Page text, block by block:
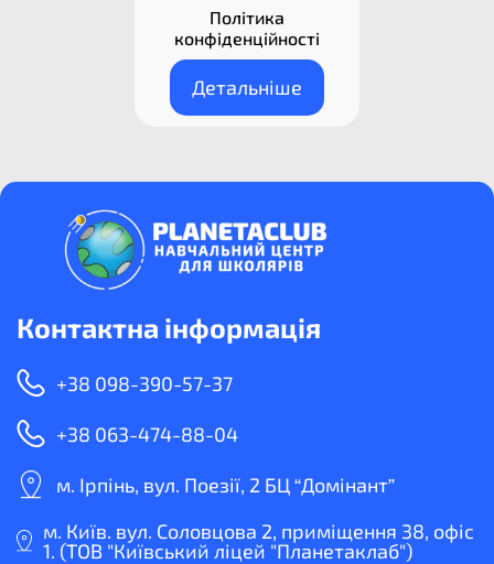
Політика
конфіденційності
Детальніше
Контактна інформація
+38 098-390-57-37
+38 063-474-88-04
м. Ірпінь, вул. Поезії, 2 БЦ “Домінант”
м. Київ. вул. Соловцова 2, приміщення 38, офіс
1. (ТОВ "Київський ліцей "Планетаклаб")